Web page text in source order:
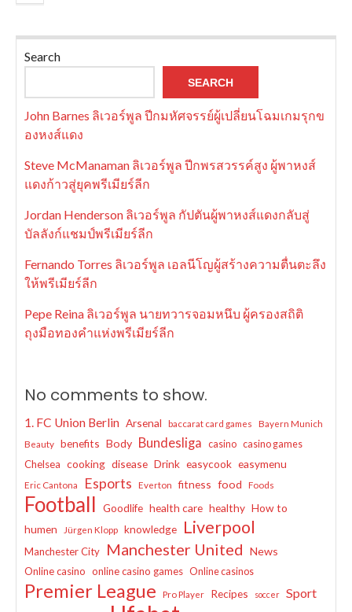
Search
SEARCH
John Barnes ลิเวอร์พูล ปีกมหัศจรรย์ผู้เปลี่ยนโฉมเกมรุกข
องหงส์แดง
Steve McManaman ลิเวอร์พูล ปีกพรสวรรค์สูง ผู้พาหงส์
แดงก้าวสู่ยุคพรีเมียร์ลีก
Jordan Henderson ลิเวอร์พูล กัปตันผู้พาหงส์แดงกลับสู่
บัลลังก์แชมป์พรีเมียร์ลีก
Fernando Torres ลิเวอร์พูล เอลนีโญผู้สร้างความตื่นตะลึง
ให้พรีเมียร์ลีก
Pepe Reina ลิเวอร์พูล นายทวารจอมหนึบ ผู้ครองสถิติ
ถุงมือทองคำแห่งพรีเมียร์ลีก
No comments to show.
1. FC Union Berlin Arsenal baccarat card games
Bayern Munich
Beauty
benefits Body Bundesliga casino casino games
Chelsea cooking disease Drink easycook easymenu
Eric Cantona Esports Everton fitness food Foods
Football Goodlife health care healthy How to
humen
Jürgen Klopp knowledge Liverpool
Manchester City Manchester United News
Online casino online casino games Online casinos
Premier League Pro Player Recipes soccer Sport